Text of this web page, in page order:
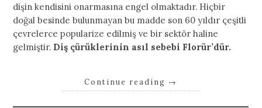
dişin kendisini onarmasına engel olmaktadır. Hiçbir
doğal besinde bulunmayan bu madde son 60 yıldır çeşitli
çevrelerce popularize edilmiş ve bir sektör haline
gelmiştir. Diş çürüklerinin asıl sebebi Florür’dür.
Continue reading →